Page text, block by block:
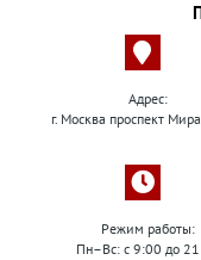
Адрес:
г. Москва проспект
Режим работы:
Пн–Вс: с 9:00 до